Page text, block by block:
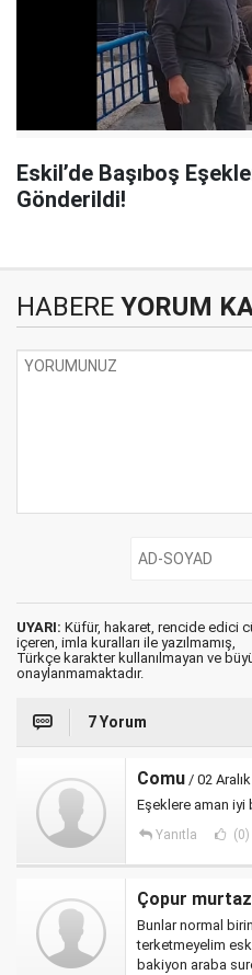
Eskil’de Başıboş
Gönderildi!
HABERE YORUM
UYARI: Küfür, hakaret, rencide edici
içeren, imla kuralları ile yazılmamış,
Türkçe karakter kullanılmayan ve
onaylanmamaktadır.
7 Yorum
Comu / 02
Eşeklere aman iyi
Yanıtla (0)
Çopur
Bunlar normal
terketmeyelim
bakiyon araba